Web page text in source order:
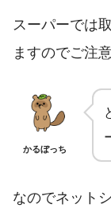
スーパーでは
ますのでご注
かるぼっち
なのでネット